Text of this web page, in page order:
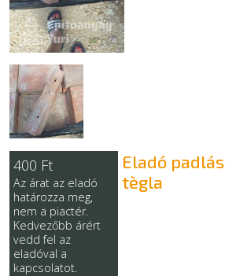
EGYÉB
SZOLGÁLTATÓK
400 Ft
Az árat az eladó
határozza meg,
nem a piactér.
Kedvezőbb árért
vedd fel az
eladóval a
kapcsolatot.
Eladó padlás
tègla